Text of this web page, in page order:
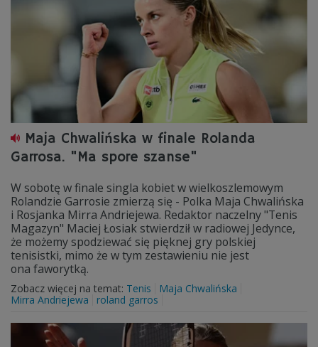
Maja Chwalińska w finale Rolanda
Garrosa. "Ma spore szanse"
W sobotę w finale singla kobiet w wielkoszlemowym
Rolandzie Garrosie zmierzą się - Polka Maja Chwalińska
i Rosjanka Mirra Andriejewa. Redaktor naczelny "Tenis
Magazyn" Maciej Łosiak stwierdził w radiowej Jedynce,
że możemy spodziewać się pięknej gry polskiej
tenisistki, mimo że w tym zestawieniu nie jest
ona faworytką.
Zobacz więcej na temat: Tenis
Maja Chwalińska
Mirra Andriejewa
roland garros